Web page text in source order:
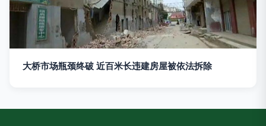
大桥市场瓶颈终破 近百米长违建房屋被依法拆除